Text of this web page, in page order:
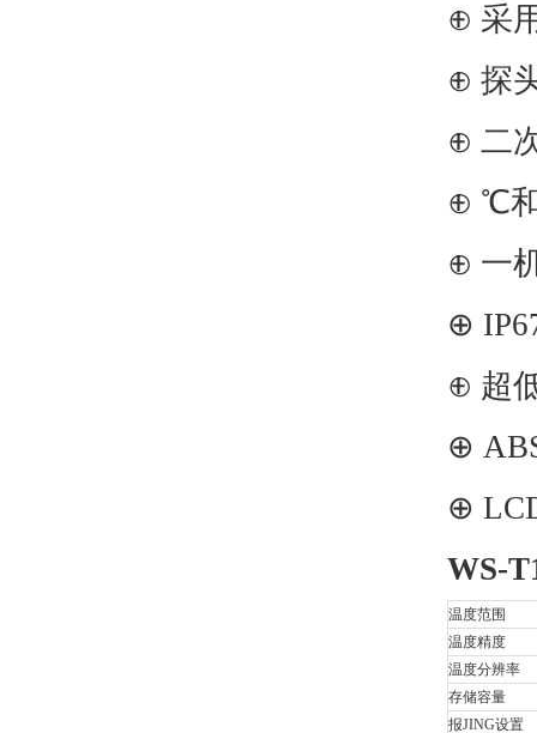
⊕ 采
⊕ 探
⊕ 二
⊕ ℃
⊕ 一
⊕
⊕ 超
⊕
⊕
WS-
温度范围
温度精度
温度分辨率
存储容量
报JING设置